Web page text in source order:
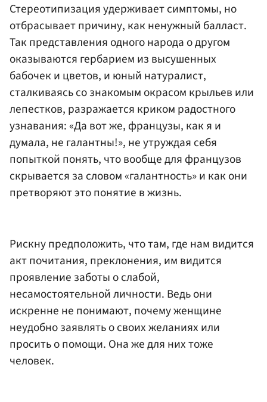
Стереотипизация удерживает симптомы, но
отбрасывает причину, как ненужный балласт.
Так представления одного народа о другом
оказываются гербарием из высушенных
бабочек и цветов, и юный натуралист,
сталкиваясь со знакомым окрасом крыльев или
лепестков, разражается криком радостного
узнавания: «Да вот же, французы, как я и
думала, не галантны!», не утруждая себя
попыткой понять, что вообще для французов
скрывается за словом «галантность» и как они
претворяют это понятие в жизнь.
Рискну предположить, что там, где нам видится
акт почитания, преклонения, им видится
проявление заботы о слабой,
несамостоятельной личности. Ведь они
искренне не понимают, почему женщине
неудобно заявлять о своих желаниях или
просить о помощи. Она же для них тоже
человек.